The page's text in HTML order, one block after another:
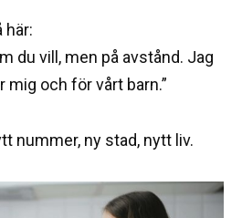
här:
du vill, men på avstånd. Jag
och för vårt barn.”
nummer, ny stad, nytt liv.